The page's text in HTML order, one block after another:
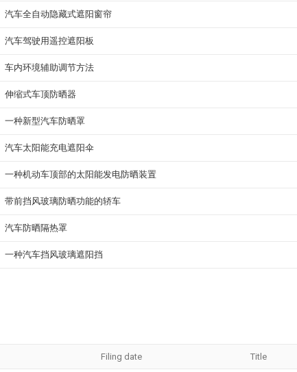
汽车全自动隐藏式遮阳窗帘
汽车驾驶用遥控遮阳板
车内环境辅助调节方法
伸缩式车顶防晒器
一种新型汽车防晒罩
汽车太阳能充电遮阳伞
一种机动车顶部的太阳能发电防晒装置
带前挡风玻璃防晒功能的轿车
汽车防晒隔热罩
一种汽车挡风玻璃遮阳挡
Filing date Title